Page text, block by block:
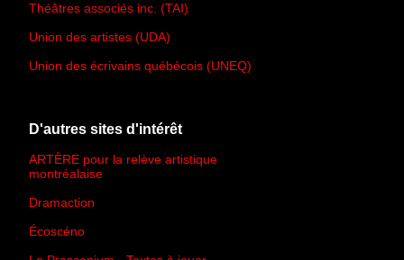
Théâtres associés inc. (TAI)
Union des artistes (UDA)
Union des écrivains québécois (UNEQ)
D'autres sites d'intérêt
ARTÈRE pour la relève artistique
montréalaise
Dramaction
Écoscéno